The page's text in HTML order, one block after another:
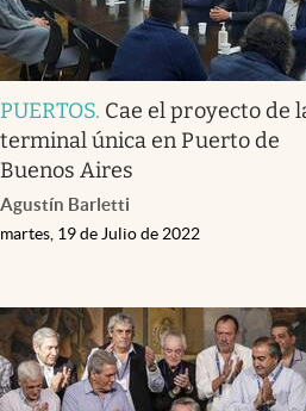
PUERTOS. Cae el proyecto de
terminal única en Puerto de
Buenos Aires
Agustín Barletti
martes, 19 de Julio de 2022